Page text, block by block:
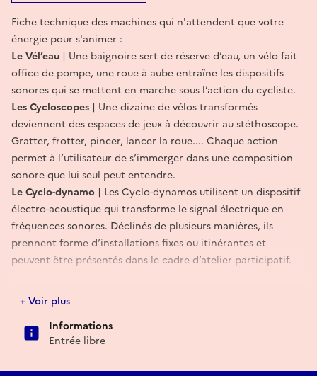
Fiche technique des machines qui n'attendent que votre
énergie pour s'animer :
Le Vél’eau | Une baignoire sert de réserve d’eau, un vélo fait
office de pompe, une roue à aube entraîne les dispositifs
sonores qui se mettent en marche sous l’action du cycliste.
Les Cycloscopes | Une dizaine de vélos transformés
deviennent des espaces de jeux à découvrir au stéthoscope.
Gratter, frotter, pincer, lancer la roue.... Chaque action
permet à l’utilisateur de s’immerger dans une composition
sonore que lui seul peut entendre.
Le Cyclo-dynamo | Les Cyclo-dynamos utilisent un dispositif
électro-acoustique qui transforme le signal électrique en
fréquences sonores. Déclinés de plusieurs manières, ils
prennent forme d’installations fixes ou itinérantes et
peuvent être présentés dans le cadre d’atelier participatif.
Dans le cadre de "Ça brasse à Moulins !', une journée pensée
collectivement et réunissant la maison Folie Moulins, le Prato,
la Courée Cacan, le Cirque du Bout du Monde et le Flow.
Dans le cadre des Rendez-vous aux jardins 2026 organisé par
+ Voir plus
Informations
Entrée libre